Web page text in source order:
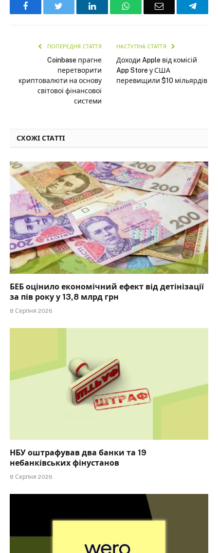
Facebook LinkedInWhatsAppEmail
ПОПЕРЕДНЯ СТАТТЯ
Coinbase прагне
перетворити
криптовалюти на основу
світової фінансової
системи
НАСТУПНА СТАТТЯ
Доходи Apple від комісій
App Store у США
перевищили $10 мільярдів
СХОЖІ СТАТТІ
БЕБ оцінило економічний ефект від детінізації
за пів року у 13,8 млрд грн
8 Серпня 2026
НБУ оштрафував два банки та 19
небанківських фінустанов
8 Серпня 2026